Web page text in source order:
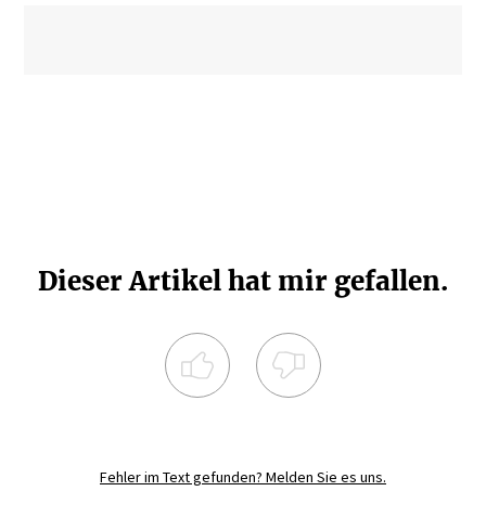
Dieser Artikel hat mir gefallen.
Fehler im Text gefunden? Melden Sie es uns.